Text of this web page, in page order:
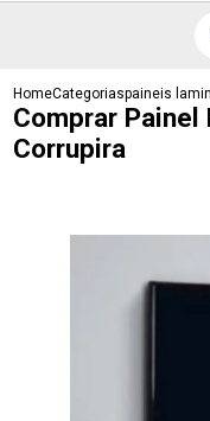
HomeCategoriaspaineis
Comprar Painel
Corrupira